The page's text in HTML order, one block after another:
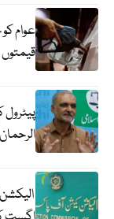
عوام
الرحمان